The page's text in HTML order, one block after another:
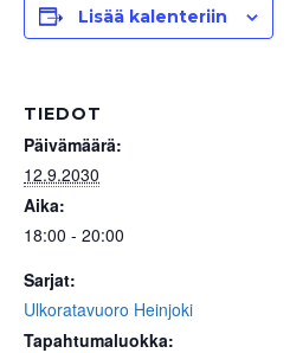
Lisää kalenteriin
TIEDOT
Päivämäärä:
12.9.2030
Aika:
18:00 - 20:00
Sarjat:
Ulkoratavuoro Heinjoki
Tapahtumaluokka: